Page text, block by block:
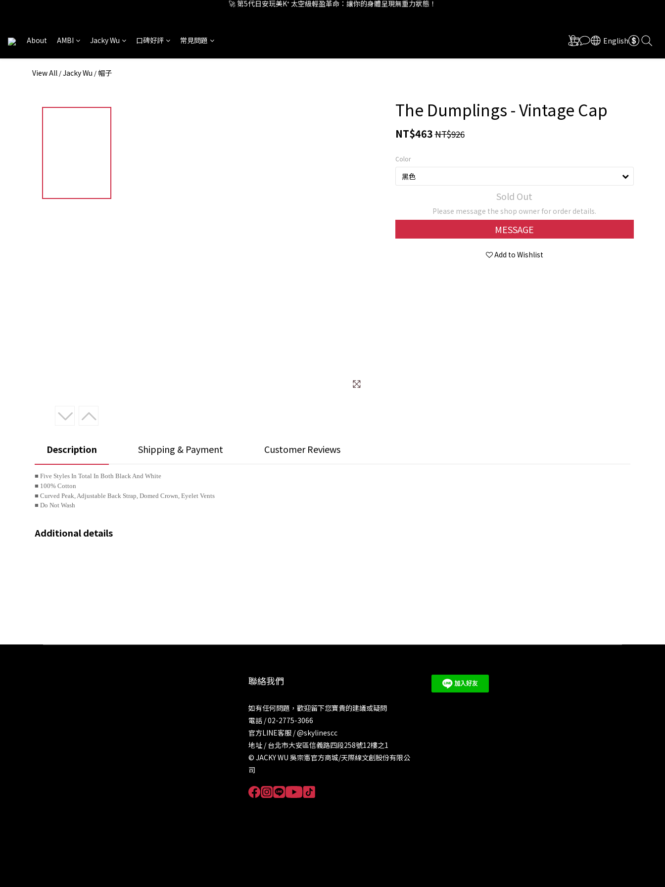
About AMBI Jacky Wu 口碑好評 常見問題 English
View All /Jacky Wu / 帽子
The Dumplings - Vintage Cap
NT$463NT$926
Color
Sold Out
Please message the shop owner for order details.
MESSAGE
Add to Wishlist
Description Shipping & Payment Customer Reviews
■ Five Styles In Total In Both Black And White
■ 100% Cotton
■ Curved Peak, Adjustable Back Strap, Domed Crown, Eyelet Vents
■ Do Not Wash
Additional details
聯絡我們
如有任何問題，歡迎留下您寶貴的建議或疑問
電話 / 02-2775-3066
官方LINE客服 /@skylinescc
地址 / 台北市大安區信義路四段258號12樓之1
© JACKY WU 吳宗憲官方商城/天際線文創股份有限公
司